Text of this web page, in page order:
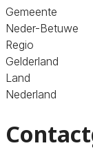
Gemeente
Neder-Betuwe
Regio
Gelderland
Land
Nederland